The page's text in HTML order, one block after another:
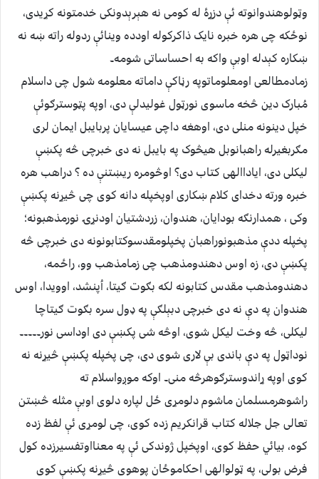
وټولوهندوانوته ئې دزړۀ له کومی نه هېرېدونکی خدمتونه کړیدی،
نوځکه چی هره خبره نایک ذاکرکوله اودده وینائې ردوله راته ښه نه
ښکاره کېدله اوبې واکه به احساساتی شومه۔
زمادمطالعی اومعلوماتوپه رڼاکې داماته معلومه شول چی داسلام
مُبارک دین څخه ماسوی نورټول غولیدلې دی، اوپه پټوسترګوئې
خپل دینونه منلی دی، اوهغه داچی عیسایان پربایبل ایمان لری
مګربغیرله راهبانوبل هیڅوک په بایبل نه دی خبرچی څه پکښې
لیکلی دی، ایاداالهی کتاب دی؟ اوڅومره ریښتنې ده ؟ دراهب هره
خبره ورته دخدای کلام ښکاری اوپخپله دانه کوی چی څیړنه پکښې
وکی ، همدارنګه بودایان، هندوان، زردشتیان اودنړۍ نورمذهبونه؛
پخپله ددې مذهبونوراهبان پخپلومقدسوکتابونونه دی خبرچی څه
پکښې دی، زه اوس دهندومذهب چی زمامذهب وو، راځمه،
دهندومذهب مقدس کتابونه لکه بګوت ګیتا، اُپنشد، اوویدا، اوس
هندوان په دې نه دی خبرچی دبېلګې په ډول سره بګوت ګیتاچا
لیکلی، څه وخت لیکل شوی، اوڅه شی پکښې دی اوداسی نور۔۔۔۔۔
نوداټول په دې باندی بې لاری شوی دی، چی پخپله پکښې څیړنه نه
کوی اوپه ړاندوسترګوهرڅه منی۔ اوکه موږواسلام ته
راشوهرمسلمان ماشوم دلومړی ځل لپاره دلوی اوبې مثله څښتن
تعالی جل جلاله کتاب قرانکریم زده کوی، چی لومړی ئې لفظ زده
کوه، بیائي حفظ کوی، اوپخپل ژوندکی ئې په معنااوتفسیرزده کول
فرض بولی، په ټولوالهی احکاموځان پوهوی څیړنه پکښې کوی